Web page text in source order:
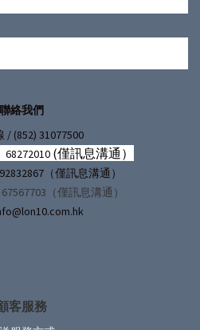
聯絡我們
/ (852) 31077500
68272010 (僅訊息溝通）
（僅訊息溝通）
（僅訊息溝通）
客服務